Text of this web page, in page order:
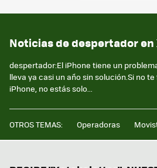
Noticias de despertador
despertador:El iPhone tiene un
lleva ya casi un año sin solución.Si no
iPhone, no estás solo...
OTROS TEMAS: Operadoras